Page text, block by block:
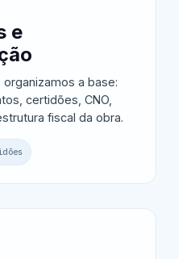
e
a base:
certidões, CNO,
fiscal da obra.